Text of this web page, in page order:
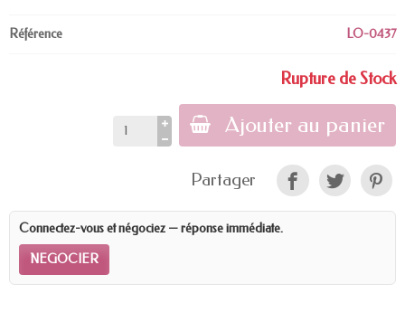
Référence LO-0437
Rupture de Stock
Ajouter au panier
Partager
Connectez-vous et négociez — réponse immédiate.
NEGOCIER